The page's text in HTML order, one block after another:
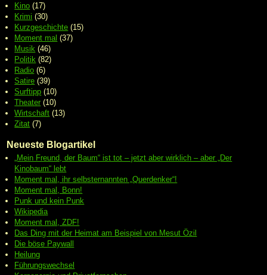
Kino (17)
Krimi (30)
Kurzgeschichte (15)
Moment mal (37)
Musik (46)
Politik (82)
Radio (6)
Satire (39)
Surftipp (10)
Theater (10)
Wirtschaft (13)
Zitat (7)
Neueste Blogartikel
„Mein Freund, der Baum“ ist tot – jetzt aber wirklich – aber „Der
Kinobaum“ lebt
Moment mal, ihr selbsternannten „Querdenker“!
Moment mal, Bonn!
Punk und kein Punk
Wikipedia
Moment mal, ZDF!
Das Ding mit der Heimat am Beispiel von Mesut Özil
Die böse Paywall
Heilung
Führungswechsel